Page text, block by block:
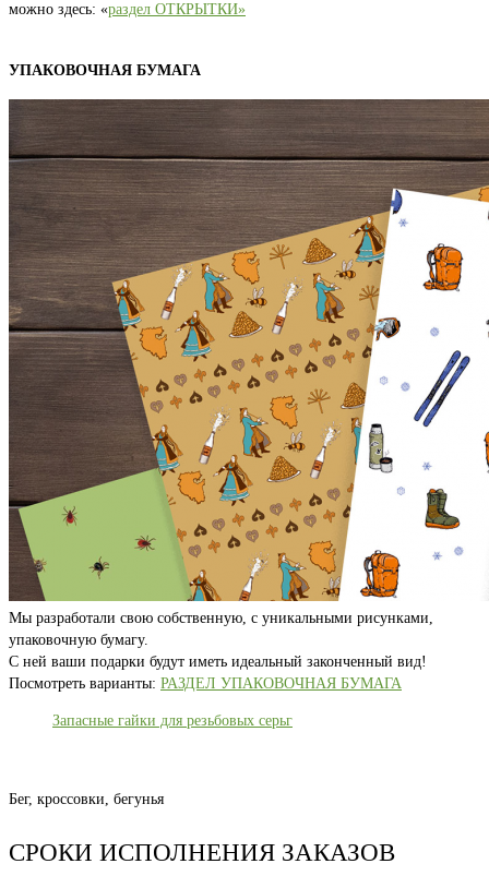
можно здесь: «раздел ОТКРЫТКИ»
УПАКОВОЧНАЯ БУМАГА
Мы разработали свою собственную, с уникальными рисунками,
упаковочную бумагу.
С ней ваши подарки будут иметь идеальный законченный вид!
Посмотреть варианты: РАЗДЕЛ УПАКОВОЧНАЯ БУМАГА
Запасные гайки для резьбовых серьг
Бег, кроссовки, бегунья
СРОКИ ИСПОЛНЕНИЯ ЗАКАЗОВ